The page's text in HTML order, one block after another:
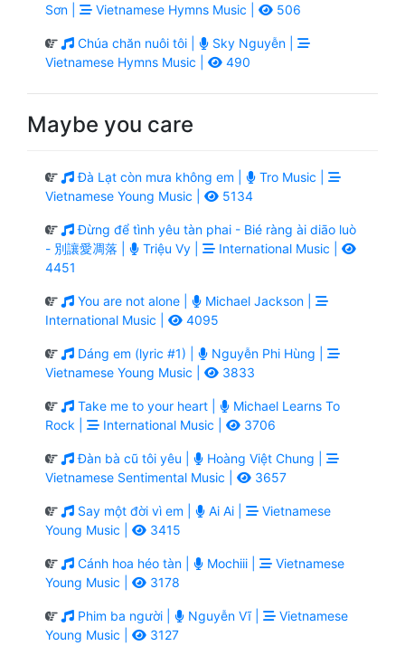
Sơn |
Vietnamese Hymns Music | 506
Chúa chăn nuôi tôi |
Sky Nguyễn |
Vietnamese Hymns Music |
490
Maybe you care
Đà Lạt còn mưa không em |
Tro Music |
Vietnamese Young Music |
5134
Đừng để tình yêu tàn phai - Bié ràng ài diāo luò
- 別讓愛凋落 |
Triệu Vy |
International Music |
4451
You are not alone |
Michael Jackson |
International Music |
4095
Dáng em (lyric #1) |
Nguyễn Phi Hùng |
Vietnamese Young Music |
3833
Take me to your heart |
Michael Learns To
Rock |
International Music | 3706
Đàn bà cũ tôi yêu |
Hoàng Việt Chung |
Vietnamese Sentimental Music |
3657
Say một đời vì em | Ai Ai |
Vietnamese
Young Music |
3415
Cánh hoa héo tàn | Mochiii |
Vietnamese
Young Music |
3178
Phim ba người | Nguyễn Vĩ |
Vietnamese
Young Music |
3127